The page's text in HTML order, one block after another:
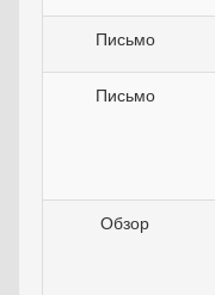
Письмо
Письмо
Обзор